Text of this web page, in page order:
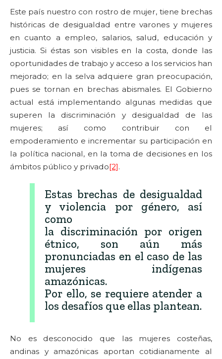
Este país nuestro con rostro de mujer, tiene brechas
históricas de desigualdad entre varones y mujeres
en cuanto a empleo, salarios, salud, educación y
justicia. Si éstas son visibles en la costa, donde las
oportunidades de trabajo y acceso a los servicios han
mejorado; en la selva adquiere gran preocupación,
pues se tornan en brechas abismales. El Gobierno
actual está implementando algunas medidas que
superen la discriminación y desigualdad de las
mujeres; así como contribuir con el
empoderamiento e incrementar su participación en
la política nacional, en la toma de decisiones en los
ámbitos público y privado[2].
Estas brechas de desigualdad
y violencia por género, así
como
la discriminación por origen
étnico, son aún más
pronunciadas en el caso de las
mujeres indígenas
amazónicas.
Por ello, se requiere atender a
los desafíos que ellas plantean.
No es desconocido que las mujeres costeñas,
andinas y amazónicas aportan cotidianamente al